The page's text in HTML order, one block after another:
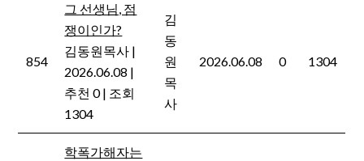
854
그 선생님, 점
쟁이인가?
김동원목사 |
2026.06.08 |
추천 0| 조회
1304
김
동
원
목
사
2026.06.08 0 1304
학폭가해자는